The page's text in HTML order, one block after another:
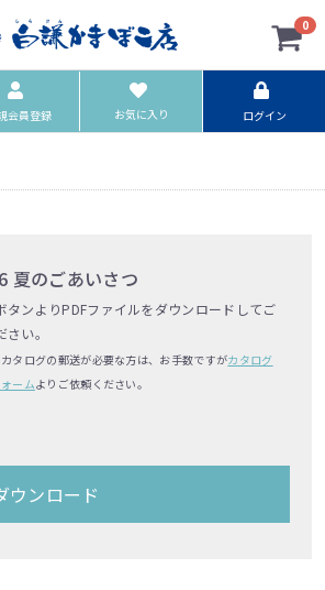
会員登録 お気に入り ログイン
0
夏のごあいさつ
タンよりPDFファイルをダウンロードしてご
さい。
タログの郵送が必要な方は、お手数ですがカタログ
ームよりご依頼ください。
ウンロード